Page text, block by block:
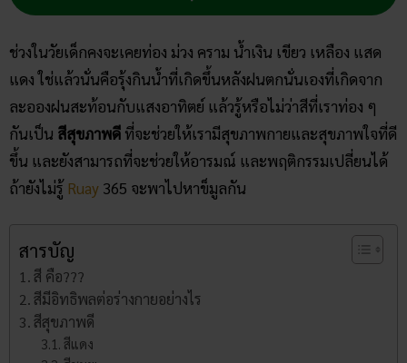
ช่วงในวัยเด็กคงจะเคยท่อง ม่วง คราม น้ำเงิน เขียว เหลือง แสด
แดง ใช่แล้วนั่นคือรุ้งกินน้ำที่เกิดขึ้นหลังฝนตกนั่นเองที่เกิดจาก
ละอองฝนสะท้อนกับแสงอาทิตย์ แล้วรู้หรือไม่ว่าสีที่เราท่อง ๆ
กันเป็น สีสุขภาพดี ที่จะช่วยให้เรามีสุขภาพกายและสุขภาพใจที่ดี
ขึ้น และยังสามารถที่จะช่วยให้อารมณ์ และพฤติกรรมเปลี่ยนได้
ถ้ายังไม่รู้ Ruay 365 จะพาไปหาข็มูลกัน
สารบัญ
สี คือ???
สีมีอิทธิพลต่อร่างกายอย่างไร
สีสุขภาพดี
สีแดง